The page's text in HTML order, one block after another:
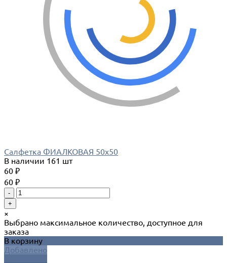
Салфетка ФИАЛКОВАЯ 50х50
В наличии 161 шт
60 ₽
60 ₽
-
+
×
Выбрано максимальное количество, доступное для
заказа
В корзину
Добавлено